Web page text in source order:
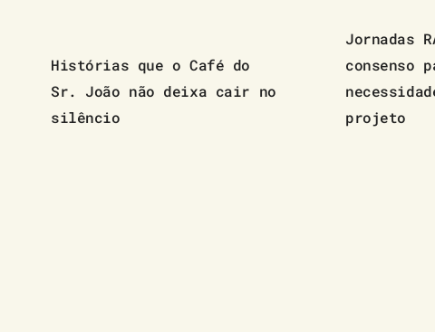
Jornadas
consenso
projeto
Histórias que o Café do
Sr. João não deixa cair no
silêncio